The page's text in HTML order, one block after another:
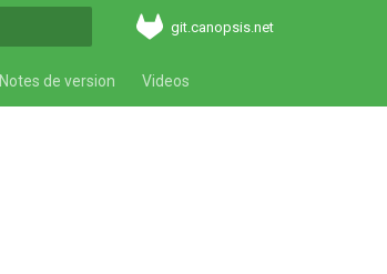
git.canopsis.net
Notes de version Videos